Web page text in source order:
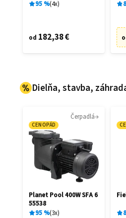
95 % 4x
od 182,38 €
Dielňa, stavba,
Čerpadlá
CENOPÁD
Planet Pool 400W SFA 6
55538
95 % 3x